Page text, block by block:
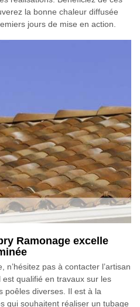
la bonne chaleur diffusée
jours de mise en action.
Ramonage excelle
pas à contacter l’artisan
qualifié en travaux sur les
poêles diverses. Il est à la
qui souhaitent réaliser un tubage